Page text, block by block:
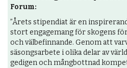
Forum:
”Årets stipendiat är en
stort engagemang för skogens
och välbefinnande. Genom att
säsongsarbete i olika delar av
gedigen och mångbottnad